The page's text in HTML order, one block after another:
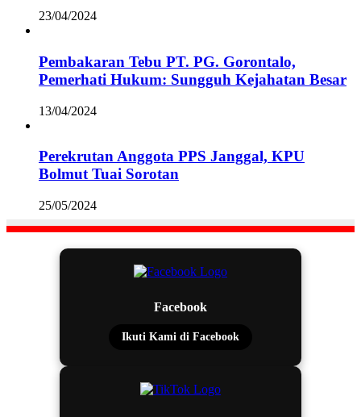
23/04/2024
Pembakaran Tebu PT. PG. Gorontalo,
Pemerhati Hukum: Sungguh Kejahatan Besar
13/04/2024
Perekrutan Anggota PPS Janggal, KPU
Bolmut Tuai Sorotan
25/05/2024
Facebook
Ikuti Kami di Facebook